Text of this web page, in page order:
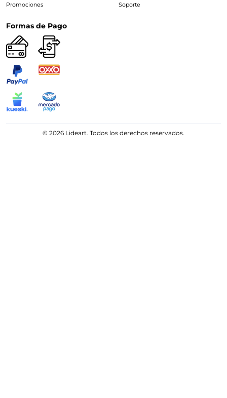
Promociones
Soporte
Formas de Pago
© 2026 Lideart. Todos los derechos reservados.